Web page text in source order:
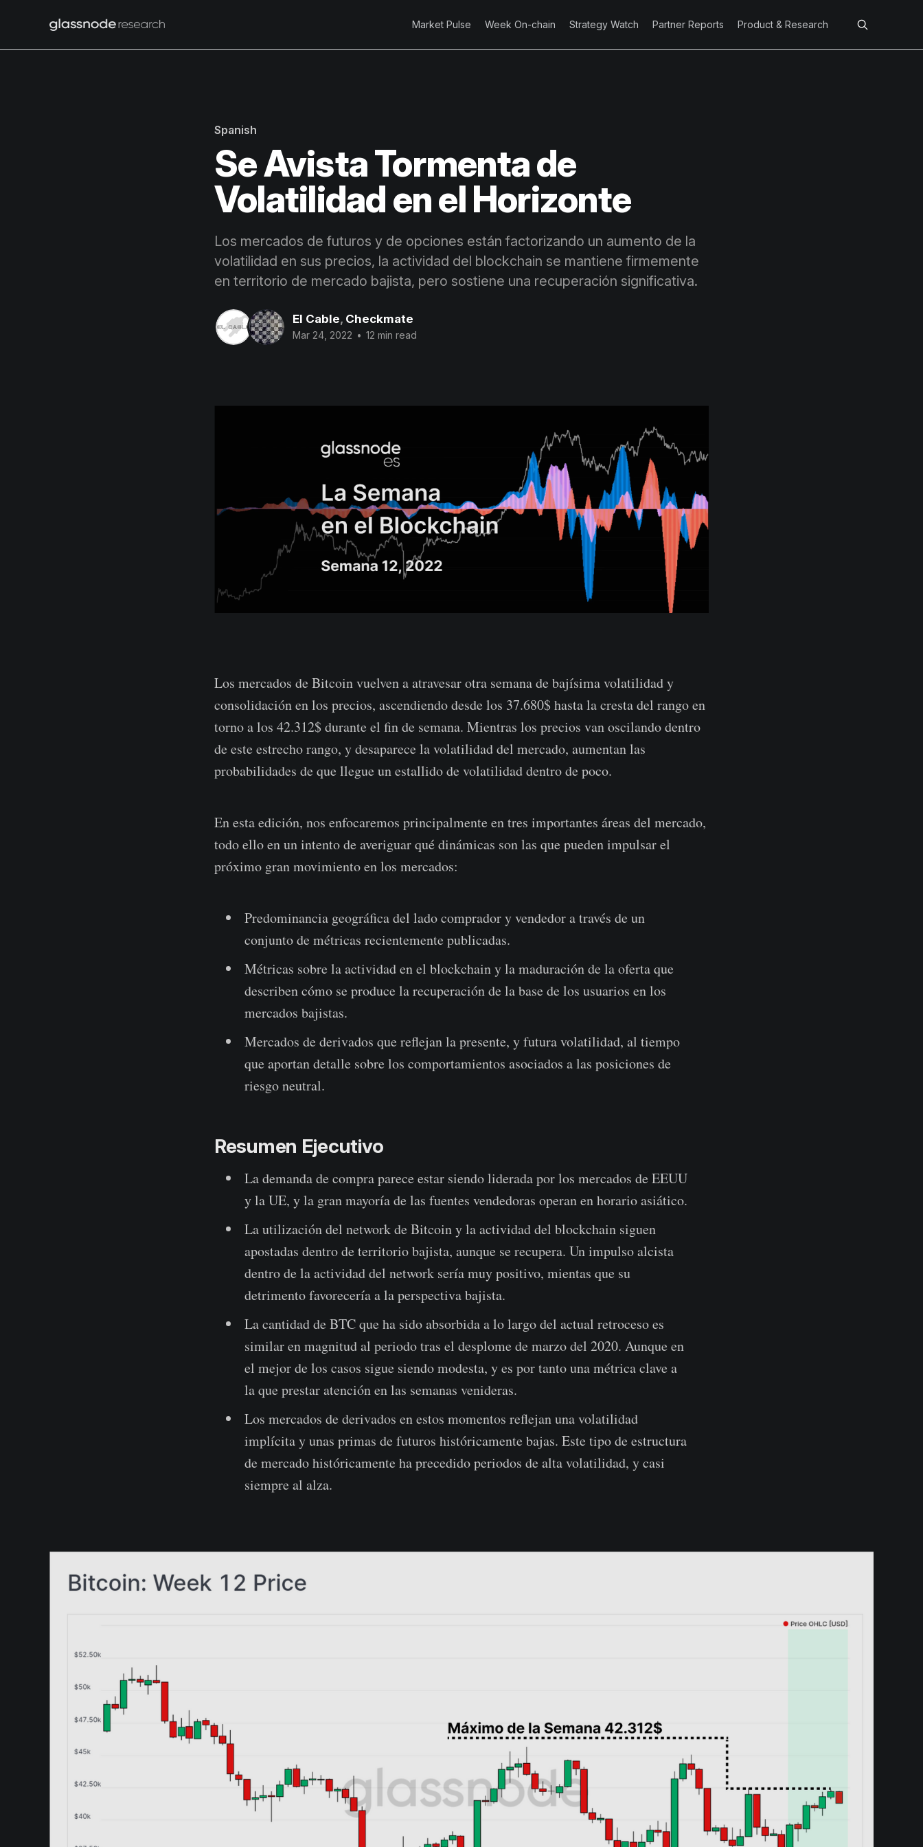
Market Pulse Week On-chain Strategy Watch Partner Reports Product & Research
Spanish
Se Avista Tormenta de
Volatilidad en el Horizonte
Los mercados de futuros y de opciones están factorizando un aumento de la
volatilidad en sus precios, la actividad del blockchain se mantiene firmemente
en territorio de mercado bajista, pero sostiene una recuperación significativa.
El Cable, Checkmate
Mar 24, 2022 • 12 min read
Los mercados de Bitcoin vuelven a atravesar otra semana de bajísima volatilidad y
consolidación en los precios, ascendiendo desde los 37.680$ hasta la cresta del rango en
torno a los 42.312$ durante el fin de semana. Mientras los precios van oscilando dentro
de este estrecho rango, y desaparece la volatilidad del mercado, aumentan las
probabilidades de que llegue un estallido de volatilidad dentro de poco.
En esta edición, nos enfocaremos principalmente en tres importantes áreas del mercado,
todo ello en un intento de averiguar qué dinámicas son las que pueden impulsar el
próximo gran movimiento en los mercados:
Predominancia geográfica del lado comprador y vendedor a través de un
conjunto de métricas recientemente publicadas.
Métricas sobre la actividad en el blockchain y la maduración de la oferta que
describen cómo se produce la recuperación de la base de los usuarios en los
mercados bajistas.
Mercados de derivados que reflejan la presente, y futura volatilidad, al tiempo
que aportan detalle sobre los comportamientos asociados a las posiciones de
riesgo neutral.
Resumen Ejecutivo
La demanda de compra parece estar siendo liderada por los mercados de EEUU
y la UE, y la gran mayoría de las fuentes vendedoras operan en horario asiático.
La utilización del network de Bitcoin y la actividad del blockchain siguen
apostadas dentro de territorio bajista, aunque se recupera. Un impulso alcista
dentro de la actividad del network sería muy positivo, mientas que su
detrimento favorecería a la perspectiva bajista.
La cantidad de BTC que ha sido absorbida a lo largo del actual retroceso es
similar en magnitud al periodo tras el desplome de marzo del 2020. Aunque en
el mejor de los casos sigue siendo modesta, y es por tanto una métrica clave a
la que prestar atención en las semanas venideras.
Los mercados de derivados en estos momentos reflejan una volatilidad
implícita y unas primas de futuros históricamente bajas. Este tipo de estructura
de mercado históricamente ha precedido periodos de alta volatilidad, y casi
siempre al alza.